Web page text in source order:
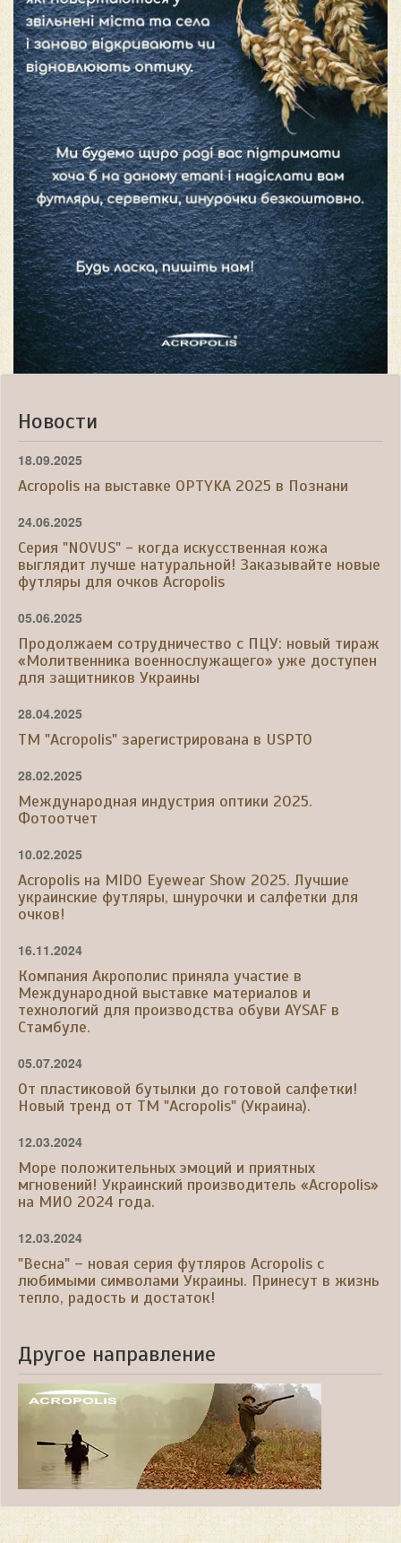
Новости
18.09.2025
Acropolis на выставке OPTYKA 2025 в Познани
24.06.2025
Серия "NOVUS" - когда искусственная кожа
выглядит лучше натуральной! Заказывайте новые
футляры для очков Acropolis
05.06.2025
Продолжаем сотрудничество с ПЦУ: новый тираж
«Молитвенника военнослужащего» уже доступен
для защитников Украины
28.04.2025
ТМ "Acropolis" зарегистрирована в USPTO
28.02.2025
Международная индустрия оптики 2025.
Фотоотчет
10.02.2025
Acropolis на MIDO Eyewear Show 2025. Лучшие
украинские футляры, шнурочки и салфетки для
очков!
16.11.2024
Компания Акрополис приняла участие в
Международной выставке материалов и
технологий для производства обуви AYSAF в
Стамбуле.
05.07.2024
От пластиковой бутылки до готовой салфетки!
Новый тренд от ТМ "Acropolis" (Украина).
12.03.2024
Море положительных эмоций и приятных
мгновений! Украинский производитель «Acropolis»
на МИО 2024 года.
12.03.2024
"Весна" – новая серия футляров Acropolis с
любимыми символами Украины. Принесут в жизнь
тепло, радость и достаток!
Другое направление